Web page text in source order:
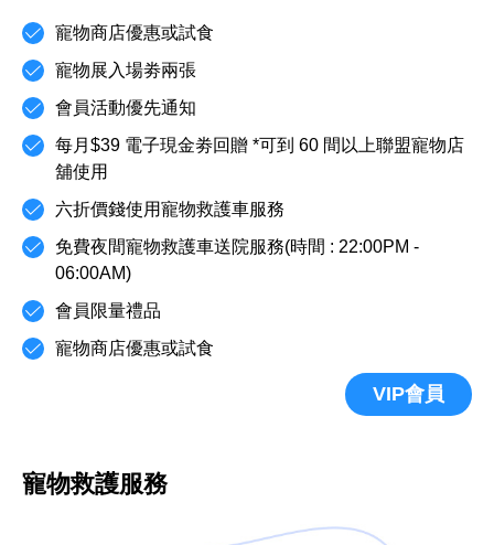
寵物商店優惠或試食
寵物展入場劵兩張
會員活動優先通知
每月$39 電子現金劵回贈 *可到 60 間以上聯盟寵物店
舖使用
六折價錢使用寵物救護車服務
免費夜間寵物救護車送院服務(時間 : 22:00PM -
06:00AM)
會員限量禮品
寵物商店優惠或試食
VIP會員
寵物救護服務